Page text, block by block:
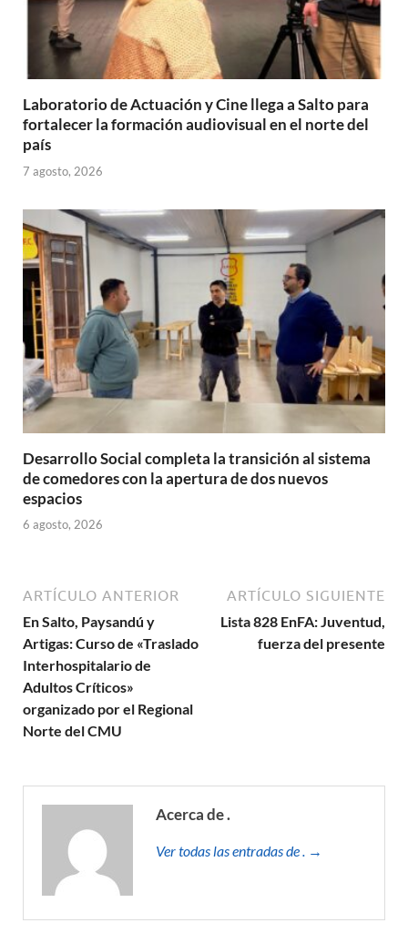
Laboratorio de Actuación y Cine llega a Salto para
fortalecer la formación audiovisual en el norte del
país
7 agosto, 2026
Desarrollo Social completa la transición al sistema
de comedores con la apertura de dos nuevos
espacios
6 agosto, 2026
ARTÍCULO ANTERIOR
En Salto, Paysandú y
Artigas: Curso de «Traslado
Interhospitalario de
Adultos Críticos»
organizado por el Regional
Norte del CMU
ARTÍCULO SIGUIENTE
Lista 828 EnFA: Juventud,
fuerza del presente
Acerca de .
Ver todas las entradas de . →